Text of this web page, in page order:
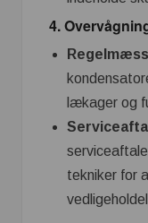
4.
lækager og
tekniker for